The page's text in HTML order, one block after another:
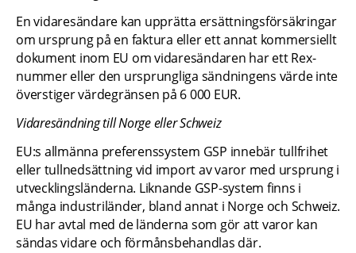
En vidaresändare kan upprätta ersättningsförsäkringar
om ursprung på en faktura eller ett annat kommersiellt
dokument inom EU om vidaresändaren har ett Rex-
nummer eller den ursprungliga sändningens värde inte
överstiger värdegränsen på 6 000 EUR.
Vidaresändning till Norge eller Schweiz
EU:s allmänna preferenssystem GSP innebär tullfrihet
eller tullnedsättning vid import av varor med ursprung i
utvecklingsländerna. Liknande GSP-system finns i
många industriländer, bland annat i Norge och Schweiz.
EU har avtal med de länderna som gör att varor kan
sändas vidare och förmånsbehandlas där.